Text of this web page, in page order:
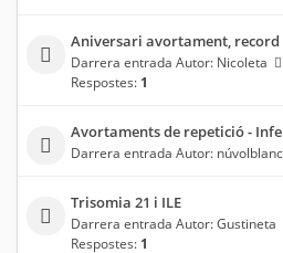
Aniversari avortament,
Darrera entrada Autor: Nicoleta
Respostes: 1
Avortaments de repetició -
Darrera entrada Autor: núvolblanc
Trisomia 21 i ILE
Darrera entrada Autor:Gustineta
Respostes: 1